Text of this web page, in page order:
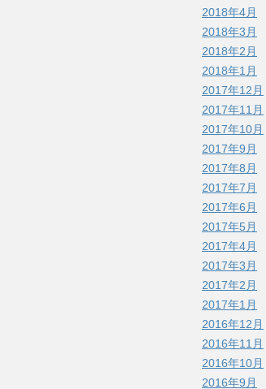
2018年4月
2018年3月
2018年2月
2018年1月
2017年12月
2017年11月
2017年10月
2017年9月
2017年8月
2017年7月
2017年6月
2017年5月
2017年4月
2017年3月
2017年2月
2017年1月
2016年12月
2016年11月
2016年10月
2016年9月